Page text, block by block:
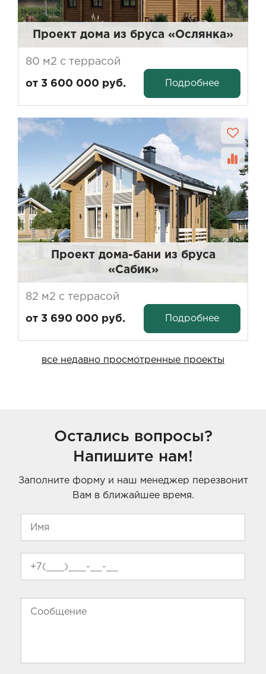
Проект дома из бруса «Ослянка»
80 м2 с террасой
от 3 600 000 руб. Подробнее
Проект дома-бани из бруса
«Сабик»
Фундамент ЖБ сваи - 3 метра.
Кровля металлочерепица.
КЛБ - 160/185 мм.
ОЦБ - 220 мм
82 м2 с террасой
от 3 690 000 руб. Подробнее
все недавно просмотренные проекты
Остались вопросы?
Напишите нам!
Заполните форму и наш менеджер перезвонит
Вам в ближайшее время.